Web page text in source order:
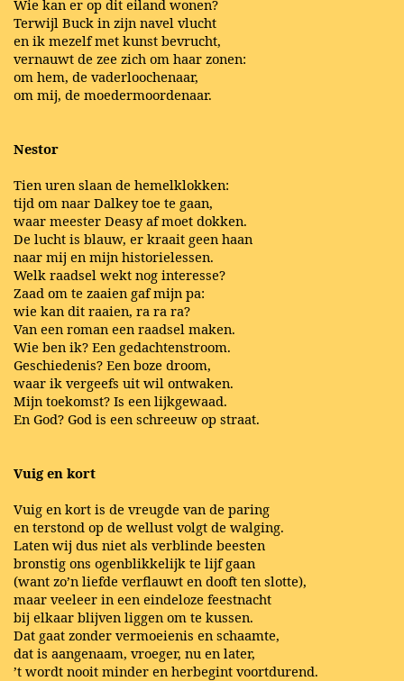
Wie kan er op dit eiland wonen?
Terwijl Buck in zijn navel vlucht
en ik mezelf met kunst bevrucht,
vernauwt de zee zich om haar zonen:
om hem, de vaderloochenaar,
om mij, de moedermoordenaar.
Nestor
Tien uren slaan de hemelklokken:
tijd om naar Dalkey toe te gaan,
waar meester Deasy af moet dokken.
De lucht is blauw, er kraait geen haan
naar mij en mijn historielessen.
Welk raadsel wekt nog interesse?
Zaad om te zaaien gaf mijn pa:
wie kan dit raaien, ra ra ra?
Van een roman een raadsel maken.
Wie ben ik? Een gedachtenstroom.
Geschiedenis? Een boze droom,
waar ik vergeefs uit wil ontwaken.
Mijn toekomst? Is een lijkgewaad.
En God? God is een schreeuw op straat.
Vuig en kort
Vuig en kort is de vreugde van de paring
en terstond op de wellust volgt de walging.
Laten wij dus niet als verblinde beesten
bronstig ons ogenblikkelijk te lijf gaan
(want zo’n liefde verflauwt en dooft ten slotte),
maar veeleer in een eindeloze feestnacht
bij elkaar blijven liggen om te kussen.
Dat gaat zonder vermoeienis en schaamte,
dat is aangenaam, vroeger, nu en later,
’t wordt nooit minder en herbegint voortdurend.